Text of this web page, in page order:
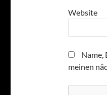
Website
Name,
meinen